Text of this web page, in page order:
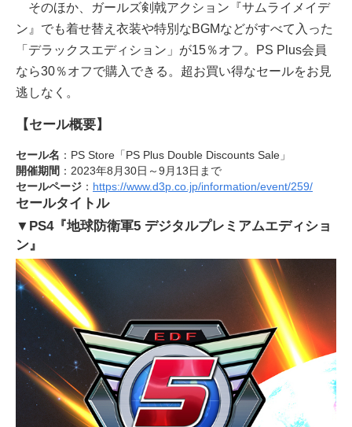
そのほか、ガールズ剣戟アクション『サムライメイデ
ン』でも着せ替え衣装や特別なBGMなどがすべて入った
「デラックスエディション」が15％オフ。PS Plus会員
なら30％オフで購入できる。超お買い得なセールをお見
逃しなく。
【セール概要】
セール名 ：PS Store「PS Plus Double Discounts Sale」
開催期間 ：2023年8月30日～9月13日まで
セールページ ： https://www.d3p.co.jp/information/event/259/
セールタイトル
▼PS4『地球防衛軍5 デジタルプレミアムエディショ
ン』